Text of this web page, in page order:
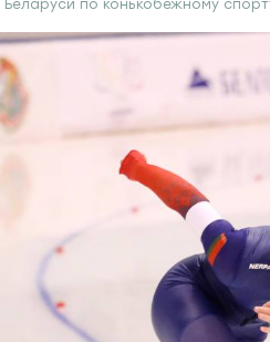
по конькобежному